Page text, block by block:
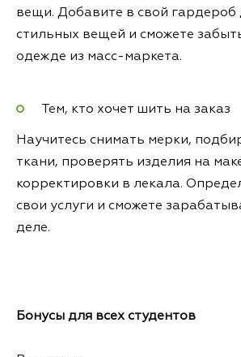
вещи. Добавите в свой гардероб
стильных вещей и сможете
одежде из масс-маркета.
Тем, кто хочет шить на заказ
Научитесь снимать мерки,
ткани, проверять изделия на
корректировки в лекала.
свои услуги и сможете
деле.
Бонусы для всех студентов